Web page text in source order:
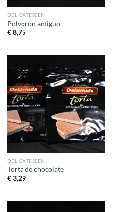
DELICATESSEN
Polvoron antiguo
€8,75
DELICATESSEN
Torta de chocolate
€3,29